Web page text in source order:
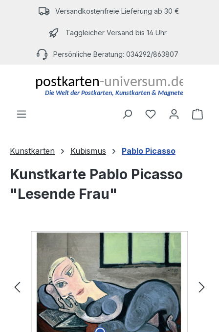
Zum Hauptinhalt springenVersandkostenfreie Lieferung ab 30 €
Taggleicher Versand bis 14 Uhr
Persönliche Beratung: 034292/863807
Du hast 0
Kunstkarten Kubismus Pablo Picasso
Kunstkarte Pablo Picasso
"Lesende Frau"
Bildergalerie überspringen